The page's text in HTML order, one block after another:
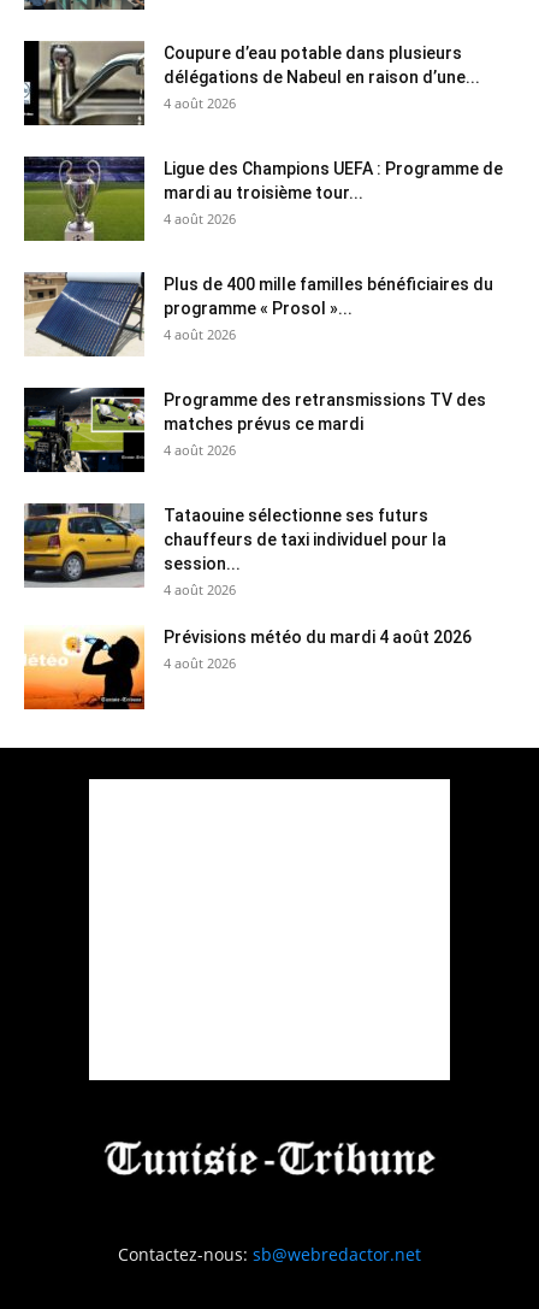
Coupure d’eau potable dans plusieurs
délégations de Nabeul en raison d’une...
4 août 2026
Ligue des Champions UEFA : Programme de
mardi au troisième tour...
4 août 2026
Plus de 400 mille familles bénéficiaires du
programme « Prosol »...
4 août 2026
Programme des retransmissions TV des
matches prévus ce mardi
4 août 2026
Tataouine sélectionne ses futurs
chauffeurs de taxi individuel pour la
session...
4 août 2026
Prévisions météo du mardi 4 août 2026
4 août 2026
Contactez-nous: sb@webredactor.net